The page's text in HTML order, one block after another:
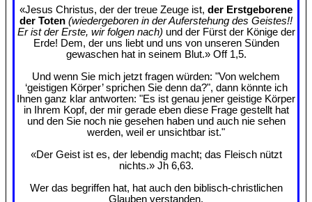
«Jesus Christus, der der treue Zeuge ist, der Erstgeborene
der Toten (wiedergeboren in der Auferstehung des Geistes!!
Er ist der Erste, wir folgen nach) und der Fürst der Könige der
Erde! Dem, der uns liebt und uns von unseren Sünden
gewaschen hat in seinem Blut.» Off 1,5.
Und wenn Sie mich jetzt fragen würden: "Von welchem
‘geistigen Körper’ sprichen Sie denn da?", dann könnte ich
Ihnen ganz klar antworten: "Es ist genau jener geistige Körper
in Ihrem Kopf, der mir gerade eben diese Frage gestellt hat
und den Sie noch nie gesehen haben und auch nie sehen
werden, weil er unsichtbar ist."
«Der Geist ist es, der lebendig macht; das Fleisch nützt
nichts.» Jh 6,63.
Wer das begriffen hat, hat auch den biblisch-christlichen
Glauben verstanden.